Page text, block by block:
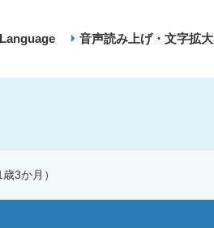
音声読み上げ・文字拡大
3か月）